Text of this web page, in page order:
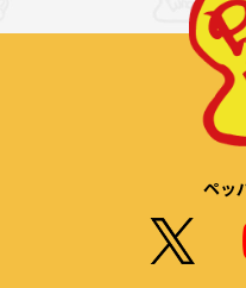
ペッ